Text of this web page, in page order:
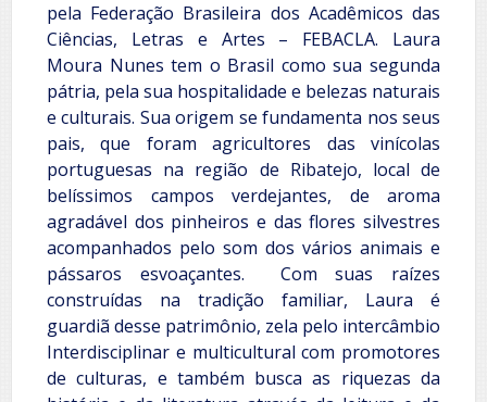
pela Federação Brasileira dos Acadêmicos das
Ciências, Letras e Artes – FEBACLA. Laura
Moura Nunes tem o Brasil como sua segunda
pátria, pela sua hospitalidade e belezas naturais
e culturais. Sua origem se fundamenta nos seus
pais, que foram agricultores das vinícolas
portuguesas na região de Ribatejo, local de
belíssimos campos verdejantes, de aroma
agradável dos pinheiros e das flores silvestres
acompanhados pelo som dos vários animais e
pássaros esvoaçantes. Com suas raízes
construídas na tradição familiar, Laura é
guardiã desse patrimônio, zela pelo intercâmbio
Interdisciplinar e multicultural com promotores
de culturas, e também busca as riquezas da